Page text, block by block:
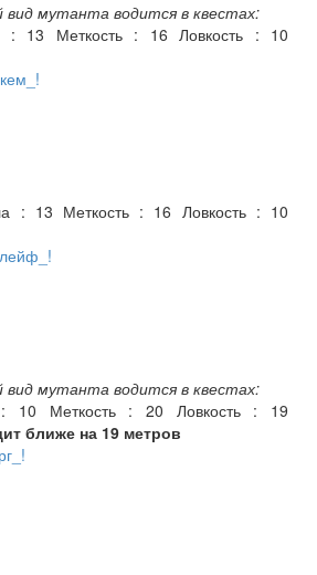
мутанта водится в квестах:
: 13 Меткость : 16 Ловкость : 10
: 13 Меткость : 16 Ловкость : 10
мутанта водится в квестах:
10 Меткость : 20 Ловкость : 19
ближе на 19 метров